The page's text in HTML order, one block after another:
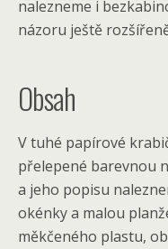
nalezneme i
názoru ještě
Obsah
V tuhé papírové
přelepené barevnou
a jeho popisu
okénky a malou
měkčeného plastu,